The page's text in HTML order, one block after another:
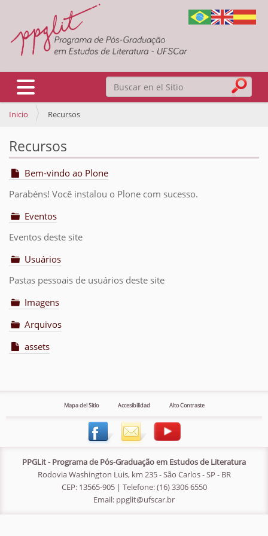
Buscar
Mostrar/Ocultar navegación
Inicio Recursos
Recursos
Bem-vindo ao Plone
Parabéns! Você instalou o Plone com sucesso.
Eventos
Eventos deste site
Usuários
Pastas pessoais de usuários deste site
Imagens
Arquivos
assets
Mapa del Sitio Accesibilidad Alto Contraste
PPGLit - Programa de Pós-Graduação em Estudos de Literatura
Rodovia Washington Luis, km 235 - São Carlos - SP - BR
CEP: 13565-905 | Telefone: (16) 3306 6550
Email: ppglit@ufscar.br